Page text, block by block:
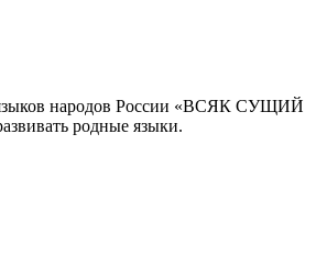
языков народов России «ВСЯК СУЩИЙ
родные языки.